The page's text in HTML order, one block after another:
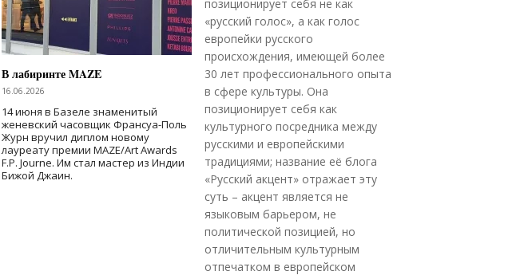
В лабиринте MAZE
16.06.2026
14 июня в Базеле знаменитый
женевский часовщик Франсуа-Поль
Журн вручил диплом новому
лауреату премии MAZE/Art Awards
F.P. Journe. Им стал мастер из Индии
Бижой Джаин.
позиционирует себя не как
«русский голос», а как голос
европейки русского
происхождения, имеющей более
30 лет профессионального опыта
в сфере культуры. Она
позиционирует себя как
культурного посредника между
русскими и европейскими
традициями; название её блога
«Русский акцент» отражает эту
суть – акцент является не
языковым барьером, не
политической позицией, но
отличительным культурным
отпечатком в европейском